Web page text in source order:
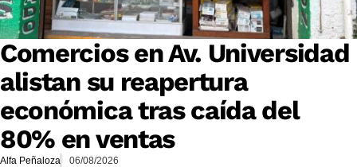
Comercios en Av. Universidad
alistan su reapertura
económica tras caída del
80% en ventas
Alfa Peñaloza 06/08/2026